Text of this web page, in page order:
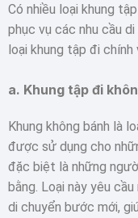
Có nhiều loại khung
phục vụ các nhu cầu
loại khung tập đi
a. Khung tập đi
Khung không bánh là
được sử dụng cho
đặc biệt là những
bằng. Loại này yêu
di chuyển bước mới,